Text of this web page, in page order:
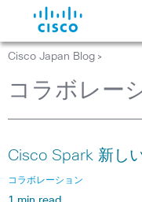
Cisco Japan Blog >
コラボレー
Cisco Spark 新し
コラボレーション